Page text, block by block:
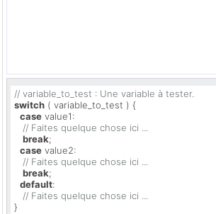
// variable_to_test : Une variable à tester.
switch ( variable_to_test ) {
case value1:
// Faites quelque chose ici ...
break;
case value2:
// Faites quelque chose ici ...
break;
default:
// Faites quelque chose ici ...
}